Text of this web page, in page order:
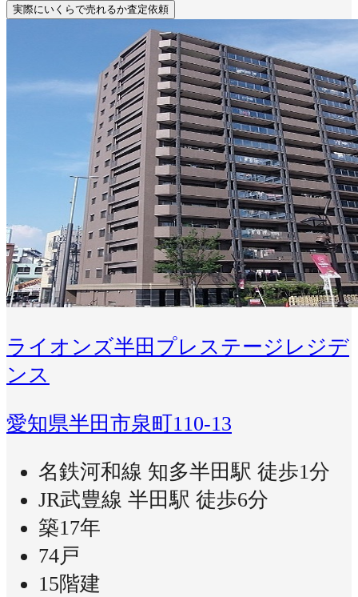
実際にいくらで売れるか査定依頼
ライオンズ半田プレステージレジデ
ンス
愛知県半田市泉町110-13
名鉄河和線 知多半田駅 徒歩1分
JR武豊線 半田駅 徒歩6分
築17年
74戸
15階建